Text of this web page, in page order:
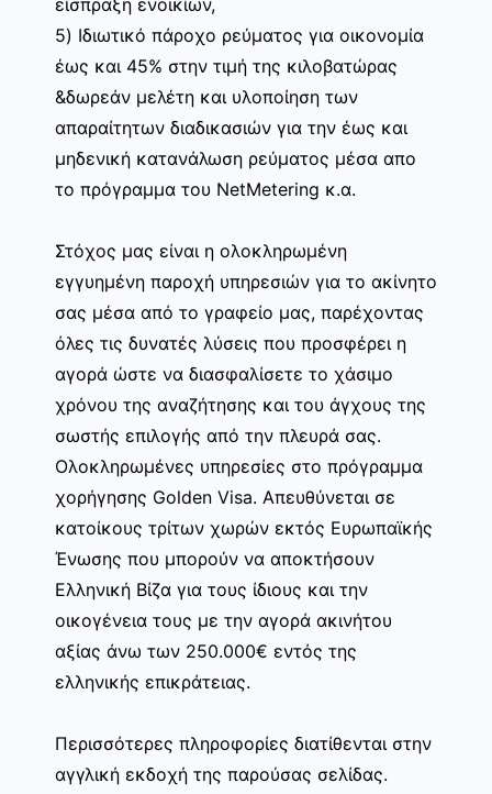
5) Ιδιωτικό πάροχο ρεύματος για οικονομία
έως και 45% στην τιμή της κιλοβατώρας
&δωρεάν μελέτη και υλοποίηση των
απαραίτητων διαδικασιών για την έως και
μηδενική κατανάλωση ρεύματος μέσα απο
το πρόγραμμα του NetMetering κ.α.
Στόχος μας είναι η ολοκληρωμένη
εγγυημένη παροχή υπηρεσιών για το ακίνητο
σας μέσα από το γραφείο μας, παρέχοντας
όλες τις δυνατές λύσεις που προσφέρει η
αγορά ώστε να διασφαλίσετε το χάσιμο
χρόνου της αναζήτησης και του άγχους της
σωστής επιλογής από την πλευρά σας.
Ολοκληρωμένες υπηρεσίες στο πρόγραμμα
χορήγησης Golden Visa. Απευθύνεται σε
κατοίκους τρίτων χωρών εκτός Ευρωπαϊκής
Ένωσης που μπορούν να αποκτήσουν
Ελληνική Βίζα για τους ίδιους και την
οικογένεια τους με την αγορά ακινήτου
αξίας άνω των 250.000€ εντός της
ελληνικής επικράτειας.
Περισσότερες πληροφορίες διατίθενται στην
αγγλική εκδοχή της παρούσας σελίδας.